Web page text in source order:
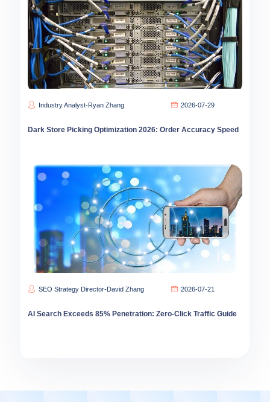
Industry Analyst-Ryan Zhang 2026-07-29
Dark Store Picking Optimization 2026: Order Accuracy Speed
SEO Strategy Director-David Zhang 2026-07-21
AI Search Exceeds 85% Penetration: Zero-Click Traffic Guide